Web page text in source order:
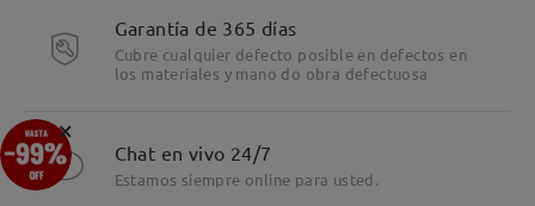
Detalles
Garantía de 365 días
Cubre cualquier defecto posible en defectos en
los materiales y mano do obra defectuosa
Chat en vivo 24/7
Estamos siempre online para usted.
×